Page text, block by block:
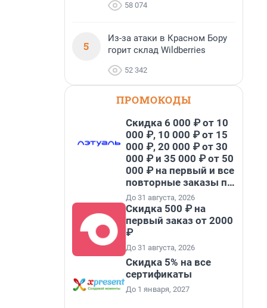
58 074
5
Из-за атаки в Красном Бору
горит склад Wildberries
52 342
ПРОМОКОДЫ
Скидка 6 000 ₽ от 10
000 ₽, 10 000 ₽ от 15
000 ₽, 20 000 ₽ от 30
000 ₽ и 35 000 ₽ от 50
000 ₽ на первый и все
повторные заказы по
промокоду НАБЕРИ
До 31 августа, 2026
Скидка 500 ₽ на
первый заказ от 2000
₽
До 31 августа, 2026
Скидка 5% на все
сертификаты
До 1 января, 2027